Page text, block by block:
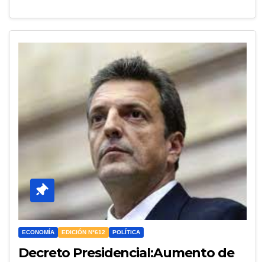
ECONOMÍA EDICIÓN N°612 POLÍTICA
Decreto Presidencial:Aumento de